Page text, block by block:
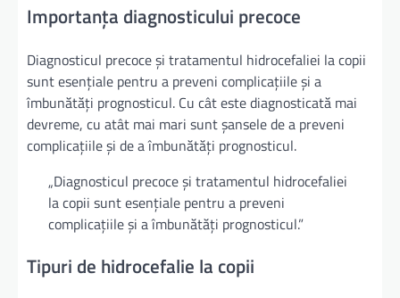
Importanța diagnosticului precoce
Diagnosticul precoce și tratamentul hidrocefaliei la copii
sunt esențiale pentru a preveni complicațiile și a
îmbunătăți prognosticul. Cu cât este diagnosticată mai
devreme, cu atât mai mari sunt șansele de a preveni
complicațiile și de a îmbunătăți prognosticul.
„Diagnosticul precoce și tratamentul hidrocefaliei
la copii sunt esențiale pentru a preveni
complicațiile și a îmbunătăți prognosticul.”
Tipuri de hidrocefalie la copii